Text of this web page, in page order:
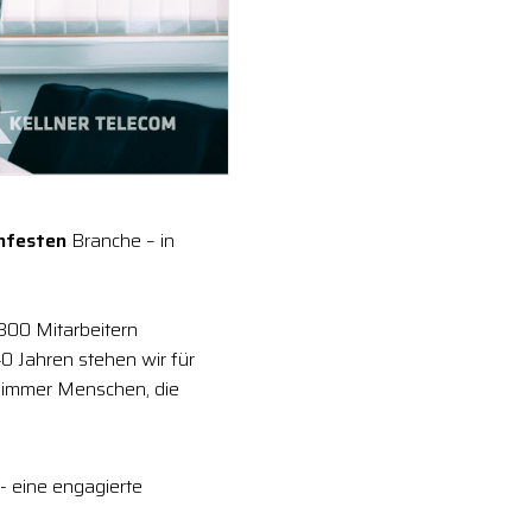
Branche – in
Mitarbeitern
Jahren stehen wir für
Menschen, die
eine engagierte